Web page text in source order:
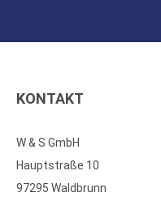
KONTAKT
W & S GmbH
Hauptstraße 10
97295 Waldbrunn